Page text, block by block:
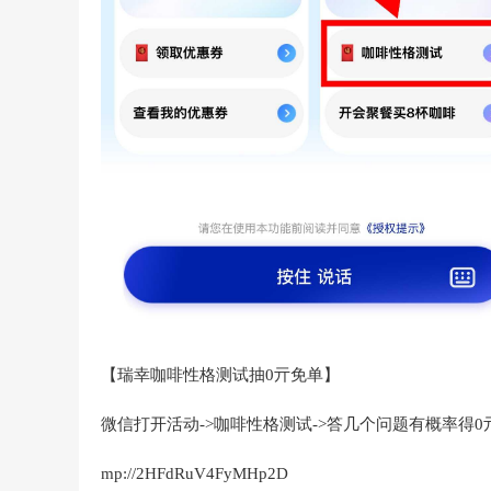
【瑞幸咖啡性格测试抽0亓免单】
微信打开活动->咖啡性格测试->答几个问题有概率得0
mp://2HFdRuV4FyMHp2D